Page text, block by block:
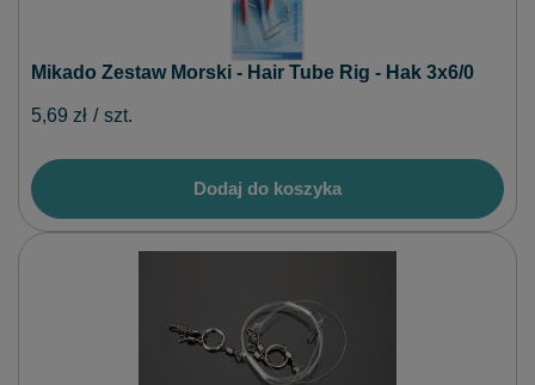
Mikado Zestaw Morski - Hair Tube Rig - Hak 3x6/0
5,69 zł / szt.
Dodaj do koszyka